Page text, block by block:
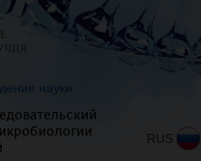
науки
RUS